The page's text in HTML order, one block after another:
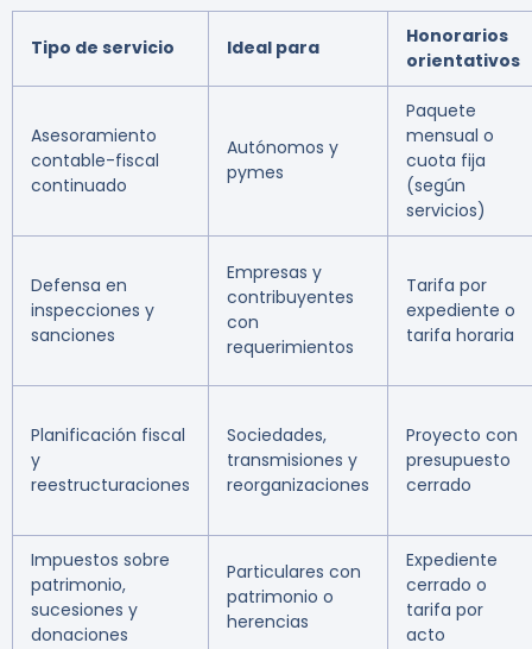
Tipo de servicio Ideal para
Honorarios
orientativos
Asesoramiento
contable-fiscal
continuado
Autónomos y
pymes
Paquete
mensual o
cuota fija
(según
servicios)
Defensa en
inspecciones y
sanciones
Empresas y
contribuyentes
con
requerimientos
Tarifa por
expediente o
tarifa horaria
Planificación fiscal
y
reestructuraciones
Sociedades,
transmisiones y
reorganizaciones
Proyecto con
presupuesto
cerrado
Impuestos sobre
patrimonio,
sucesiones y
donaciones
Particulares con
patrimonio o
herencias
Expediente
cerrado o
tarifa por
acto